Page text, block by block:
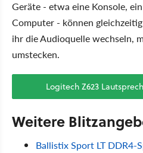
Geräte - etwa eine Konsole,
Computer - können
ihr die Audioquelle wechseln,
umstecken.
Logitech Z623
Weitere
Ballistix Sport LT DDR4-